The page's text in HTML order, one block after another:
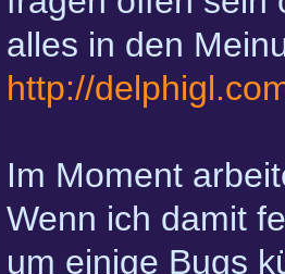
alles in den
http://
Im Moment
Wenn ich damit
um einige Bugs